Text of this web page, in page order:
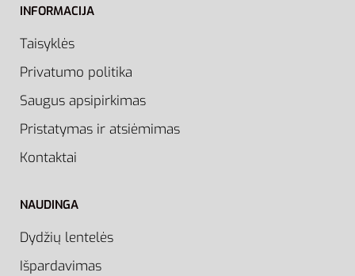
INFORMACIJA
Taisyklės
Privatumo politika
Saugus apsipirkimas
Pristatymas ir atsiėmimas
Kontaktai
NAUDINGA
Dydžių lentelės
Išpardavimas